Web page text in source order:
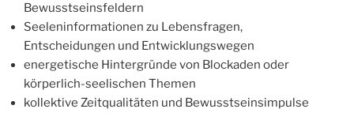
Bewusstseinsfeldern
Seeleninformationen zu Lebensfragen,
Entscheidungen und Entwicklungswegen
energetische Hintergründe von Blockaden oder
körperlich-seelischen Themen
kollektive Zeitqualitäten und Bewusstseinsimpulse